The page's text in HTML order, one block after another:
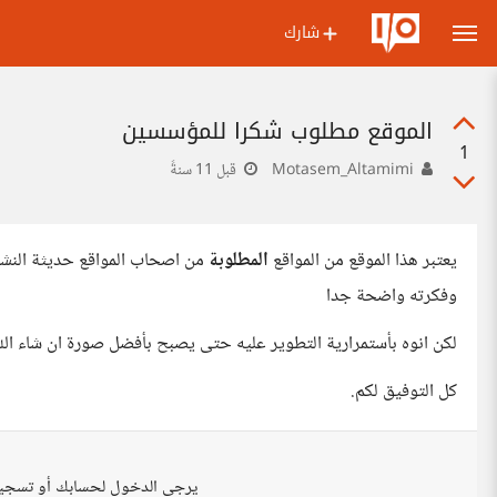
شارك
1
الموقع مطلوب شكرا للمؤسسين
قبل 11 سنةً
يعتبر هذا الموقع من المواقع المطلوبة من اصحاب المواقع حديثة
وفكرته واضحة جدا
لكن انوه بأستمرارية التطوير عليه حتى يصبح بأفضل صورة ان شاء
كل التوفيق لكم.
يرجى الدخول لحسابك أو